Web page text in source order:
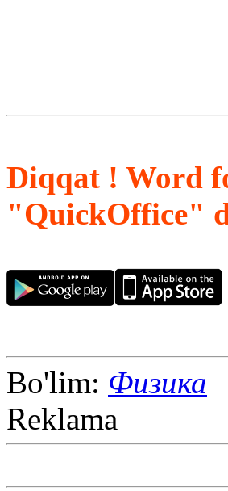
Diqqat ! Word
"QuickOffice"
Bo'lim: Физика
Reklama